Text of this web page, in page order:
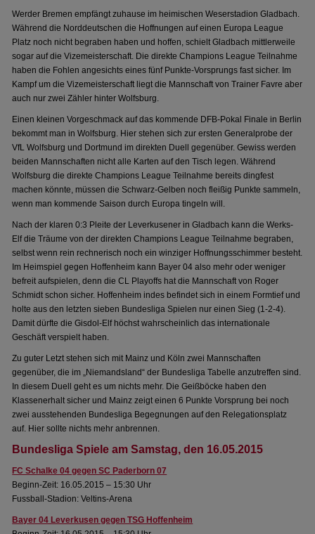
Werder Bremen empfängt zuhause im heimischen Weserstadion Gladbach.
Während die Norddeutschen die Hoffnungen auf einen Europa League
Platz noch nicht begraben haben und hoffen, schielt Gladbach mittlerweile
sogar auf die Vizemeisterschaft. Die direkte Champions League Teilnahme
haben die Fohlen angesichts eines fünf Punkte-Vorsprungs fast sicher. Im
Kampf um die Vizemeisterschaft liegt die Mannschaft von Trainer Favre aber
auch nur zwei Zähler hinter Wolfsburg.
Einen kleinen Vorgeschmack auf das kommende DFB-Pokal Finale in Berlin
bekommt man in Wolfsburg. Hier stehen sich zur ersten Generalprobe der
VfL Wolfsburg und Dortmund im direkten Duell gegenüber. Gewiss werden
beiden Mannschaften nicht alle Karten auf den Tisch legen. Während
Wolfsburg die direkte Champions League Teilnahme bereits dingfest
machen könnte, müssen die Schwarz-Gelben noch fleißig Punkte sammeln,
wenn man kommende Saison durch Europa tingeln will.
Nach der klaren 0:3 Pleite der Leverkusener in Gladbach kann die Werks-
Elf die Träume von der direkten Champions League Teilnahme begraben,
selbst wenn rein rechnerisch noch ein winziger Hoffnungsschimmer besteht.
Im Heimspiel gegen Hoffenheim kann Bayer 04 also mehr oder weniger
befreit aufspielen, denn die CL Playoffs hat die Mannschaft von Roger
Schmidt schon sicher. Hoffenheim indes befindet sich in einem Formtief und
holte aus den letzten sieben Bundesliga Spielen nur einen Sieg (1-2-4).
Damit dürfte die Gisdol-Elf höchst wahrscheinlich das internationale
Geschäft verspielt haben.
Zu guter Letzt stehen sich mit Mainz und Köln zwei Mannschaften
gegenüber, die im „Niemandsland“ der Bundesliga Tabelle anzutreffen sind.
In diesem Duell geht es um nichts mehr. Die Geißböcke haben den
Klassenerhalt sicher und Mainz zeigt einen 6 Punkte Vorsprung bei noch
zwei ausstehenden Bundesliga Begegnungen auf den Relegationsplatz
auf. Hier sollte nichts mehr anbrennen.
Bundesliga Spiele am Samstag, den 16.05.2015
FC Schalke 04 gegen SC Paderborn 07
Beginn-Zeit: 16.05.2015 – 15:30 Uhr
Fussball-Stadion: Veltins-Arena
Bayer 04 Leverkusen gegen TSG Hoffenheim